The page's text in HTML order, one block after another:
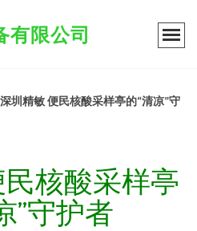
有限公司
深圳精敏 便民核酸采样亭的“清凉”守
核酸采样亭
”守护者